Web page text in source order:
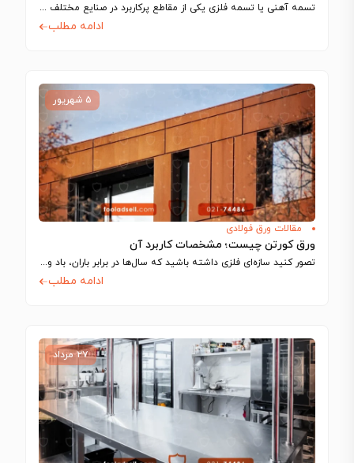
تسمه آهنی یا تسمه فلزی یکی از مقاطع پرکاربرد در صنایع مختلف مانند ساخت…
ادامه مطلب
۵ شهریور
مقالات ورق فولادی
ورق کورتن چیست؛ مشخصات کاربرد آن
تصور کنید سازه‌ای فلزی داشته باشید که سال‌ها در برابر باران، باد و نور…
ادامه مطلب
۲۷ مرداد